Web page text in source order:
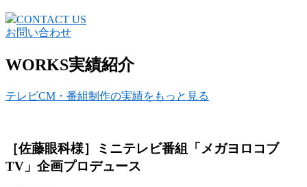
CONTACT US
お問い合わせ
WORKS実績紹介
テレビCM・番組制作の実績をもっと見る
［佐藤眼科様］ミニテレビ番組「メガヨロコブ
TV」企画プロデュース